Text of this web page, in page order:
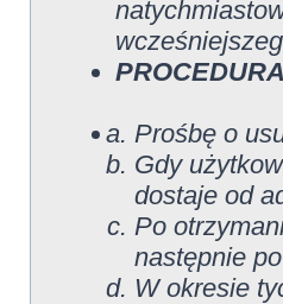
Prośbę o
Gdy
dostaje od
Po
następnie
W okresie